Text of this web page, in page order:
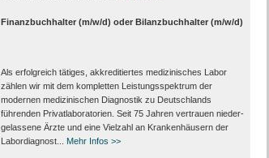
Finanzbuchhalter (m/w/d) oder Bilanzbuchhalter (m/w/d)
Als erfolgreich tätiges, akkreditiertes medizinisches Labor
zählen wir mit dem kompletten Leistungs­spektrum der
modernen medizinischen Diagnostik zu Deutschlands
führenden Privat­laboratorien. Seit 75 Jahren vertrauen nieder­
gelassene Ärzte und eine Vielzahl an Kranken­häusern der
Labor­diagnost...
Mehr Infos >>